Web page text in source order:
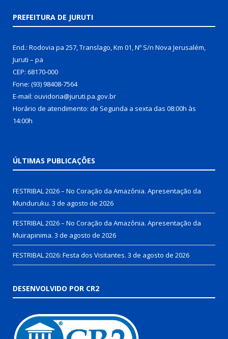
PREFEITURA DE JURUTI
End.: Rodovia pa 257, Translago, Km 01, Nº S/n Nova Jerusalém,
Juruti – pa
CEP: 68170-000
Fone: (93) 98408-7564
E-mail: ouvidoria@juruti.pa.gov.br
Horário de atendimento: de Segunda a sexta das 08:00h às
14:00h
ÚLTIMAS PUBLICAÇÕES
FESTRIBAL 2026 – No Coração da Amazônia. Apresentação da
Munduruku. 3 de agosto de 2026
FESTRIBAL 2026 – No Coração da Amazônia. Apresentação da
Muirapinima. 3 de agosto de 2026
FESTRIBAL 2026: Festa dos Visitantes. 3 de agosto de 2026
DESENVOLVIDO POR CR2